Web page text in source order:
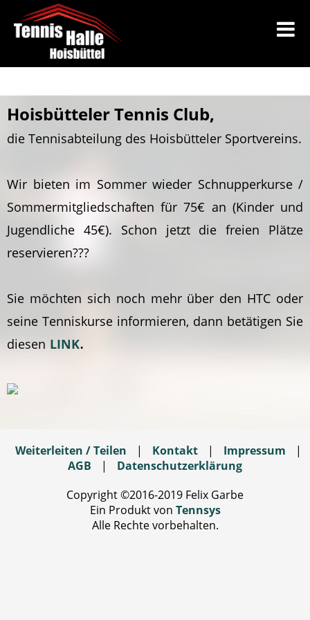
Hoisbütteler Tennis Club,
die Tennisabteilung des Hoisbütteler Sportvereins.
Wir bieten im Sommer wieder Schnupperkurse /
Sommermitgliedschaften für 75€ an (Kinder und
Jugendliche 45€). Schon jetzt die freien Plätze
reservieren???
Sie möchten sich noch mehr über den HTC oder
seine Tenniskurse informieren, dann betätigen Sie
diesen LINK.
Weiterleiten / Teilen | Kontakt | Impressum
|
AGB
|
Datenschutzerklärung
Copyright ©2016-2019 Felix Garbe
Ein Produkt von Tennsys
Alle Rechte vorbehalten.